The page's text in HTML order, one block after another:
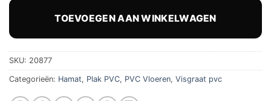
TOEVOEGEN AAN WINKELWAGEN
SKU: 20877
Categorieën: Hamat, Plak PVC, PVC Vloeren, Visgraat pvc